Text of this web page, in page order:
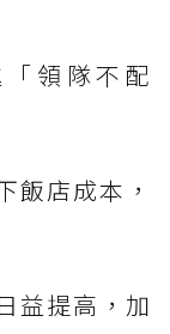
領隊不配
飯店成本，
益提高，加